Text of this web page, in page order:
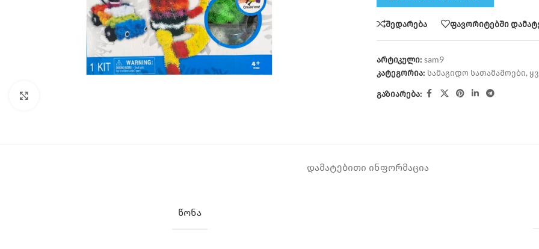
შედარება ფავორიტებში
არტიკული: sam9
კატეგორია: სამაგიდო სათამაშოები,
გაზიარება:
ᲓᲐᲛᲐᲢᲔᲑᲘᲗᲘ ᲘᲜᲤᲝᲠᲛᲐᲪᲘᲐ
ᲬᲝᲜᲐ